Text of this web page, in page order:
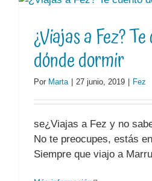
¿Viajas a Fez?
dónde dormir
Por Marta 27 junio, 2019 Fez
se¿Viajas a Fez y no
No te preocupes, estás
Siempre que viajo a